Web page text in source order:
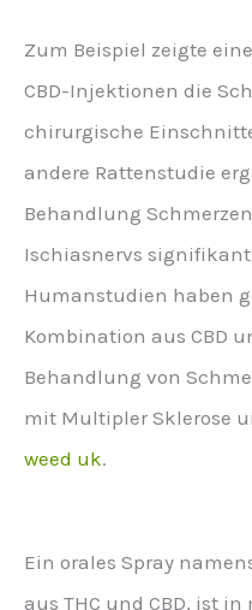
Zum Beispiel zeigte
CBD-Injektionen die
chirurgische
andere Rattenstudie
Behandlung
Ischiasnervs
Humanstudien haben
Kombination aus CBD
Behandlung von
mit Multipler Sklerose
weed uk.
Ein orales Spray
aus THC und CBD, ist